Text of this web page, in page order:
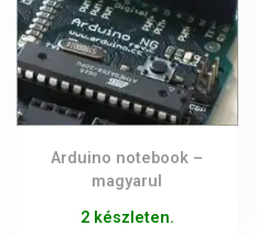
Arduino notebook –
magyarul
2 készleten.